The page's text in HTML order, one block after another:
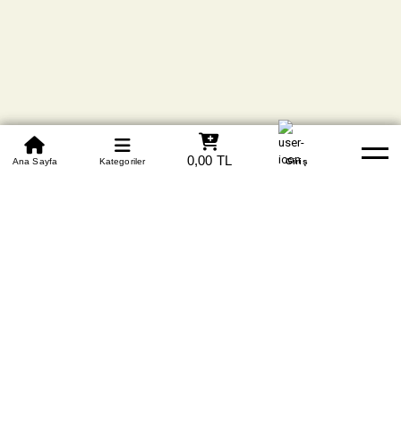
0850 305 09 70
Beden Tablosu Banka Hesapları Whatsapp Yardım
Ana Sayfa Kategoriler 0,00 TL Giriş